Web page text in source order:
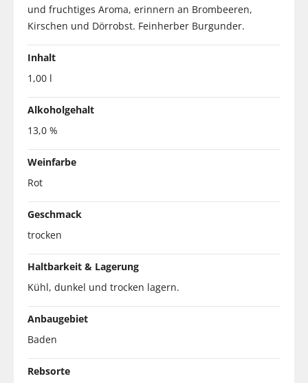
und fruchtiges Aroma, erinnern an Brombeeren,
Kirschen und Dörrobst. Feinherber Burgunder.
Inhalt
1,00 l
Alkoholgehalt
13,0 %
Weinfarbe
Rot
Geschmack
trocken
Haltbarkeit & Lagerung
Kühl, dunkel und trocken lagern.
Anbaugebiet
Baden
Rebsorte